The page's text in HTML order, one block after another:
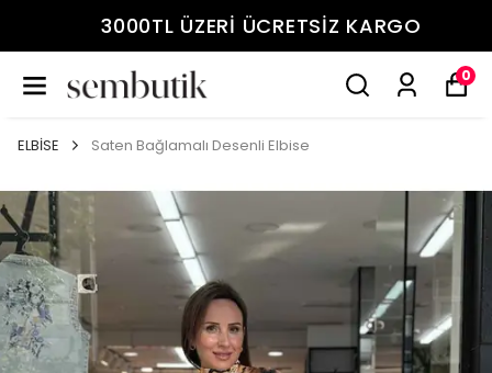
3000TL ÜZERİ ÜCRETSİZ KARGO
0
ELBİSE Saten Bağlamalı Desenli Elbise